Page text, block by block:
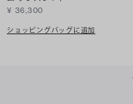
¥ 36,300
ショッピングバッグに追加